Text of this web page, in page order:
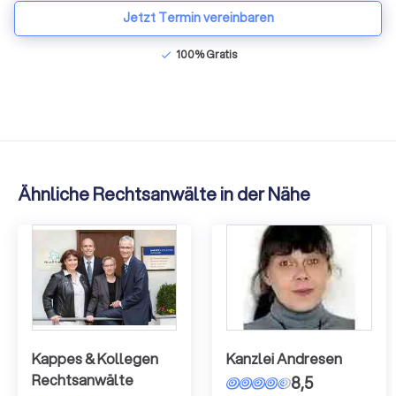
Jetzt Termin vereinbaren
check 100% Gratis
Ähnliche Rechtsanwälte in der Nähe
Kappes & Kollegen
Rechtsanwälte
Kanzlei Andresen
8,5